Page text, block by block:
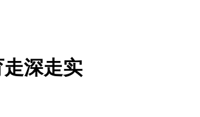
深走实